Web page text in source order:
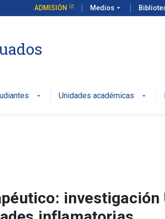
ADMISIÓN Medios arrow_drop_down
Unidades académicas
investigación